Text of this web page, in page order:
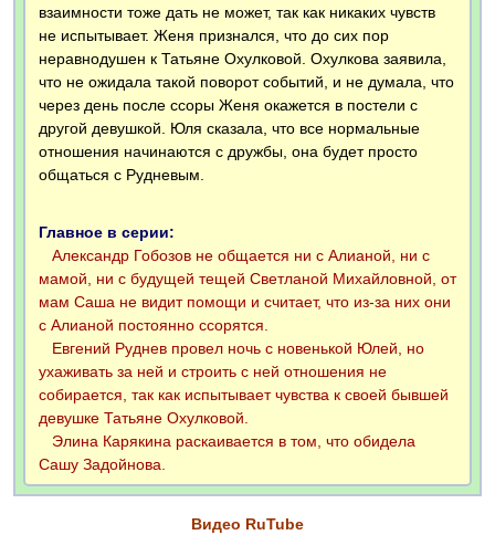
взаимности тоже дать не может, так как никаких чувств
не испытывает. Женя признался, что до сих пор
неравнодушен к Татьяне Охулковой. Охулкова заявила,
что не ожидала такой поворот событий, и не думала, что
через день после ссоры Женя окажется в постели с
другой девушкой. Юля сказала, что все нормальные
отношения начинаются с дружбы, она будет просто
общаться с Рудневым.
Главное в серии:
Александр Гобозов не общается ни с Алианой, ни с
мамой, ни с будущей тещей Светланой Михайловной, от
мам Саша не видит помощи и считает, что из-за них они
с Алианой постоянно ссорятся.
Евгений Руднев провел ночь с новенькой Юлей, но
ухаживать за ней и строить с ней отношения не
собирается, так как испытывает чувства к своей бывшей
девушке Татьяне Охулковой.
Элина Карякина раскаивается в том, что обидела
Сашу Задойнова.
Видео RuTube